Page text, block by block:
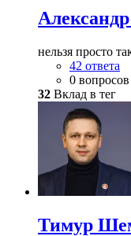
нельзя просто
42 ответа
0 вопросов
32 Вклад в тег
Тимур